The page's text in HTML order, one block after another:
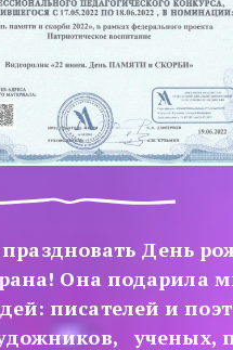
День
Она подарила
писателей и
ученых,